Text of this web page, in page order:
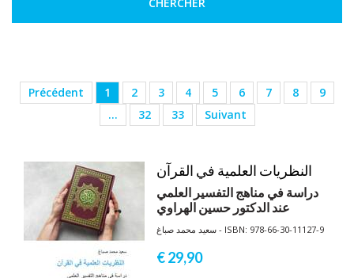
Précédent 1 2 3 4 5 6 7 8
9
…
32 33 Suivant
النظريات العلمية في القرآن
دراسة في مناهج التفسير العلمي
عند الدكتور حسين الهراوي
سعيد محمد صباغ - ISBN: 978-66-30-11127-9
€ 29,90